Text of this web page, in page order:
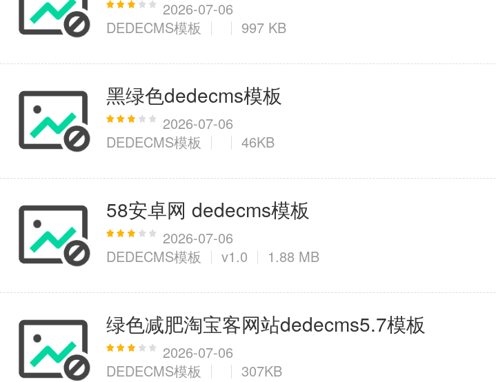
2026-07-06
DEDECMS模板
997 KB
黑绿色dedecms模板
2026-07-06
DEDECMS模板
46KB
58安卓网 dedecms模板
2026-07-06
DEDECMS模板
v1.0 1.88 MB
绿色减肥淘宝客网站dedecms5.7模板
2026-07-06
DEDECMS模板
307KB